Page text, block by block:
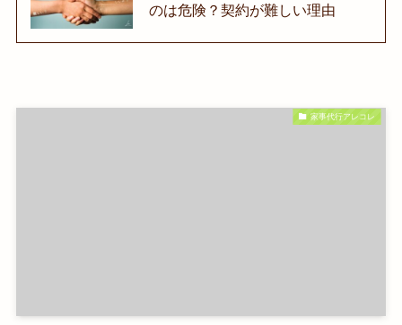
のは危険？契約が難しい理由
家事代行アレコレ